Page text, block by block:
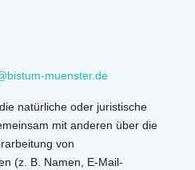
muenster.de
natürliche oder juristische
mit anderen über die
von
(z. B. Namen, E-Mail-